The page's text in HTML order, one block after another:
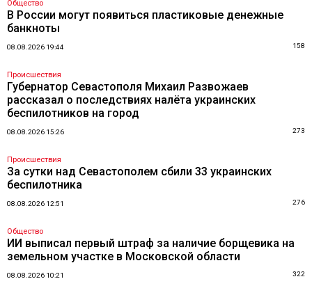
Общество
В России могут появиться пластиковые денежные
банкноты
08.08.2026 19:44 158
Происшествия
Губернатор Севастополя Михаил Развожаев
рассказал о последствиях налёта украинских
беспилотников на город
08.08.2026 15:26 273
Происшествия
За сутки над Севастополем сбили 33 украинских
беспилотника
08.08.2026 12:51 276
Общество
ИИ выписал первый штраф за наличие борщевика на
земельном участке в Московской области
08.08.2026 10:21 322